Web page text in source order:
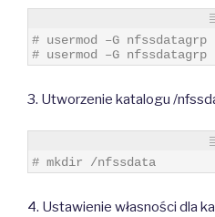
# usermod –G nfssdatagrp
# usermod –G nfssdatagrp
3. Utworzenie katalogu /
# mkdir /nfssdata
4. Ustawienie własności dla